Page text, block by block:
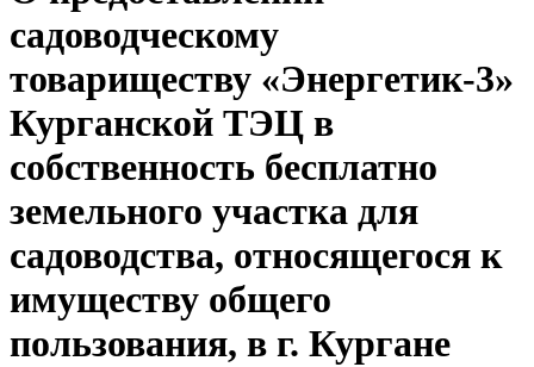
садоводческому
товариществу «Энергетик-3»
Курганской ТЭЦ в
собственность бесплатно
земельного участка для
садоводства, относящегося к
имуществу общего
пользования, в г. Кургане